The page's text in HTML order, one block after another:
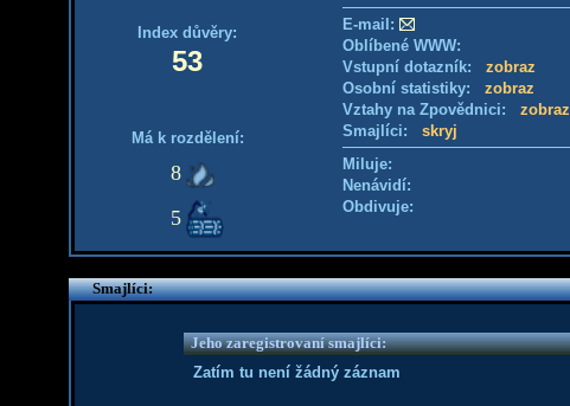
Index důvěry:
53
Má k rozdělení:
8
5
E-mail:
Oblíbené WWW:
Vstupní dotazník: zobraz
Osobní statistiky: zobraz
Vztahy na Zpovědnici: zobraz
Smajlíci: skryj
Miluje:
Nenávidí:
Obdivuje:
Smajlíci:
Jeho zaregistrovaní smajlíci:
Zatím tu není žádný záznam